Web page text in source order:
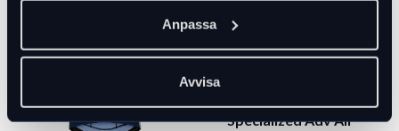
Anpassa
Avvisa
Specialized Adv Air